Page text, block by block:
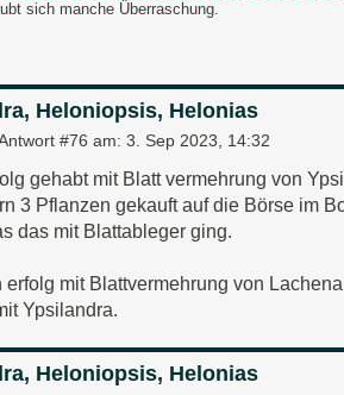
sich manche Überraschung.
Heloniopsis, Helonias
#76 am: 3. Sep 2023, 14:32
gehabt mit Blatt vermehrung von
3 Pflanzen gekauft auf die Börse im
das mit Blattableger ging.
erfolg mit Blattvermehrung von
Ypsilandra.
Heloniopsis, Helonias